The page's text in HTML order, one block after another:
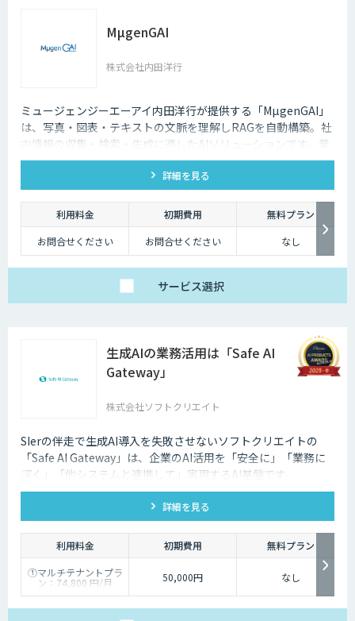
MµgenGAI
株式会社内田洋行
ミュージェンジーエーアイ内田洋行が提供する「MµgenGAI」
は、写真・図表・テキストの文脈を理解しRAGを自動構築。社
内情報の収集・検索・生成に適したAIソリューションです。業
種を問わず業務効率とナレッジ活用を支援します。
詳細を見る
利用料金 初期費用
無料プラン
お問合せください
お問合せください なし
サービス選択
生成AIの業務活用は「Safe AI
Gateway」
株式会社ソフトクリエイト
SIerの伴走で生成AI導入を失敗させないソフトクリエイトの
「Safe AI Gateway」は、企業のAI活用を「安全に」「業務に
深く」「他システムと連携して」実現するAI基盤です。
kintone・Salesforce連携にも対応します。
詳細を見る
利用料金 初期費用
無料プラン
①マルチテナントプラ
ン：74,800 円/月
②スタータープラン：
50,000円 なし